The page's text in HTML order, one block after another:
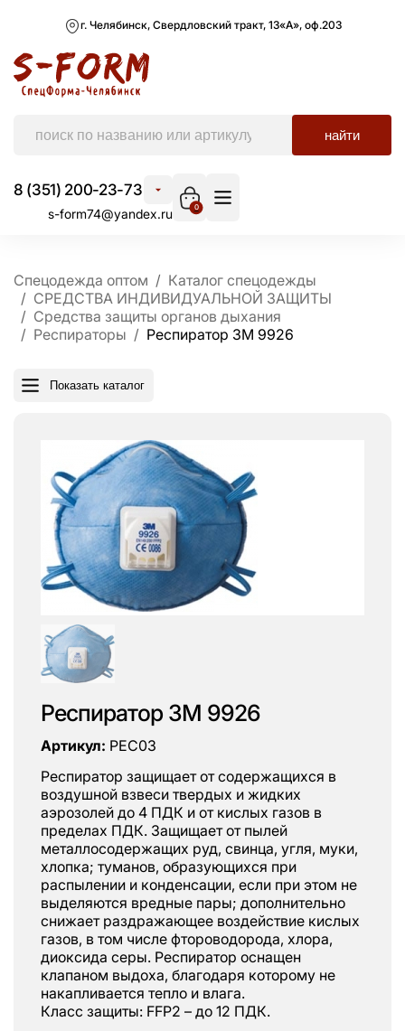
г. Челябинск, Свердловский тракт, 13«А», оф.203
найти
8 (351) 200-23-73
s-form74@yandex.ru 0
Спецодежда оптом
Каталог спецодежды
СРЕДСТВА ИНДИВИДУАЛЬНОЙ ЗАЩИТЫ
Средства защиты органов дыхания
Респираторы
Респиратор ЗМ 9926
Показать каталог
Респиратор ЗМ 9926
Артикул: РЕС03
Респиратор защищает от содержащихся в
воздушной взвеси твердых и жидких
аэрозолей до 4 ПДК и от кислых газов в
пределах ПДК. Защищает от пылей
металлосодержащих руд, свинца, угля, муки,
хлопка; туманов, образующихся при
распылении и конденсации, если при этом не
выделяются вредные пары; дополнительно
снижает раздражающее воздействие кислых
газов, в том числе фтороводорода, хлора,
диоксида серы. Респиратор оснащен
клапаном выдоха, благодаря которому не
накапливается тепло и влага.
Класс защиты: FFP2 – до 12 ПДК.